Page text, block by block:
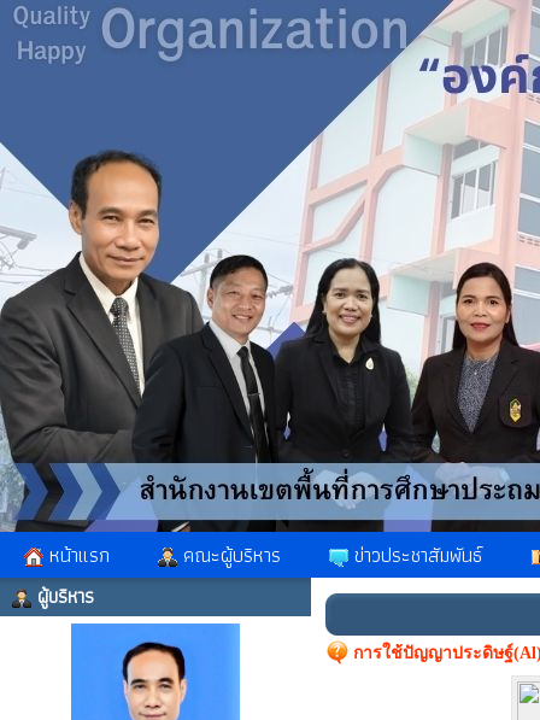
หน้าแรก คณะผู้บริหาร ข่าวประชาสัมพันธ์
ผู้บริหาร
การใช้ปัญญาประดิษฐ์